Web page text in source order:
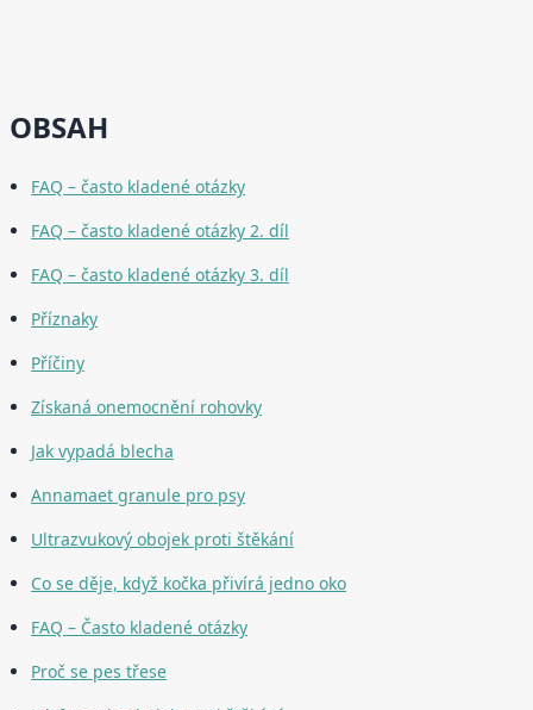
OBSAH
FAQ – často kladené otázky
FAQ – často kladené otázky 2. díl
FAQ – často kladené otázky 3. díl
Příznaky
Příčiny
Získaná onemocnění rohovky
Jak vypadá blecha
Annamaet granule pro psy
Ultrazvukový obojek proti štěkání
Co se děje, když kočka přivírá jedno oko
FAQ – Často kladené otázky
Proč se pes třese